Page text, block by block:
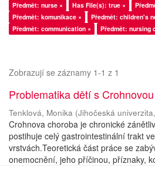
Předmět: nurse × Has File(s): true ×
Předmět: komunikace ×
Předmět: children's
Předmět: communication ×
Předmět: nursing
Zobrazují se záznamy 1-1 z 1
Problematika dětí s
Tenklová, Monika (Jihočeská univerzita,
Crohnova choroba je chronické
postihuje celý gastrointestinální trakt
vrstvách.Teoretická část práce se
onemocnění, jeho příčinou, příznaky,